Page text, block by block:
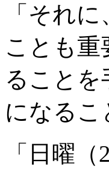
「それ
ことも
ること
になる
「日曜